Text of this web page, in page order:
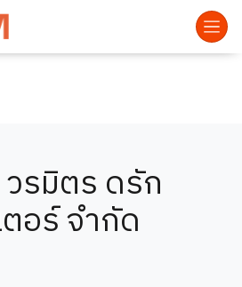
รมิตร ดรัก
ตอร์ จำกัด